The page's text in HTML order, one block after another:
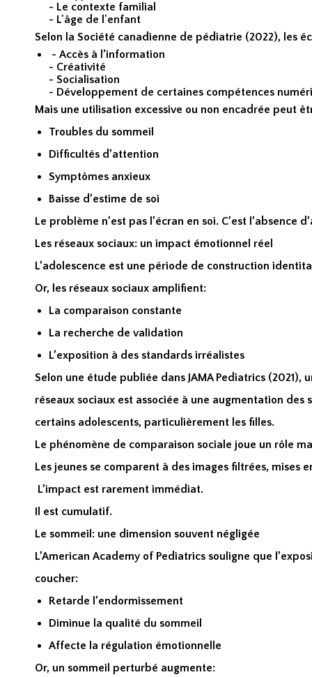
- Le contexte familial
- L'âge de l'enfant
Selon la Société canadienne de pédiatrie (2022), les
- Accès à l’information
- Créativité
- Socialisation
- Développement de certaines compétences
Mais une utilisation excessive ou non encadrée peut
Troubles du sommeil
Difficultés d’attention
Symptômes anxieux
Baisse d’estime de soi
Le problème n’est pas l’écran en soi. C’est l’absence
Les réseaux sociaux: un impact émotionnel réel
L’adolescence est une période de construction
Or, les réseaux sociaux amplifient:
La comparaison constante
La recherche de validation
L’exposition à des standards irréalistes
Selon une étude publiée dans JAMA Pediatrics (2021),
réseaux sociaux est associée à une augmentation des
certains adolescents, particulièrement les filles.
Le phénomène de comparaison sociale joue un rôle
Les jeunes se comparent à des images filtrées, mises
L’impact est rarement immédiat.
Il est cumulatif.
Le sommeil: une dimension souvent négligée
L’American Academy of Pediatrics souligne que
coucher:
Retarde l’endormissement
Diminue la qualité du sommeil
Affecte la régulation émotionnelle
Or, un sommeil perturbé augmente: